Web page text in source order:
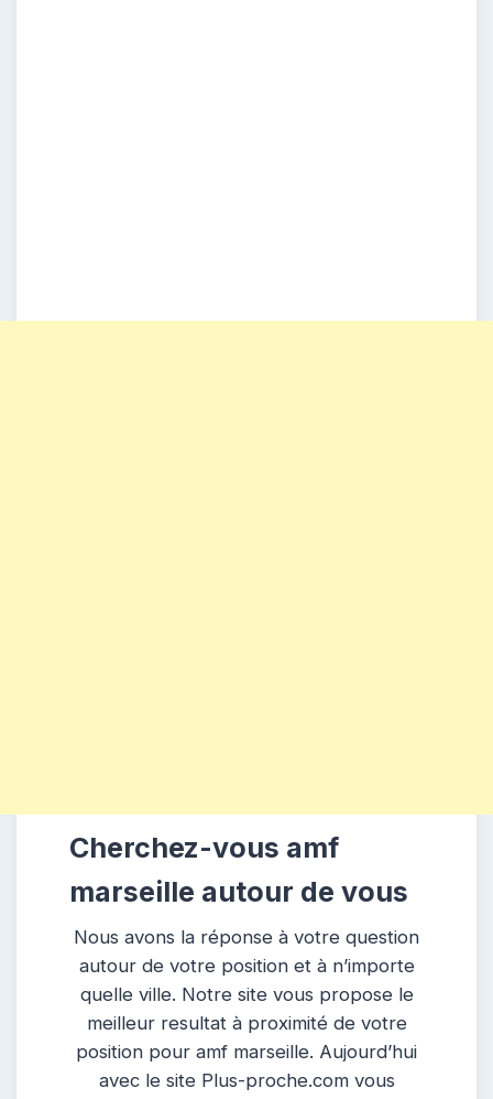
Cherchez-vous amf
marseille autour de vous
Nous avons la réponse à votre question
autour de votre position et à n’importe
quelle ville. Notre site vous propose le
meilleur resultat à proximité de votre
position pour amf marseille. Aujourd’hui
avec le site Plus-proche.com vous